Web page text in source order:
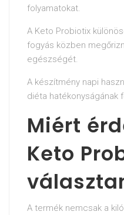
folyamatokat.
A Keto Probiotix
fogyás közben
egészségét.
A készítmény napi
diéta hatékonyságának
Miért
Keto
A termék nemcsak a